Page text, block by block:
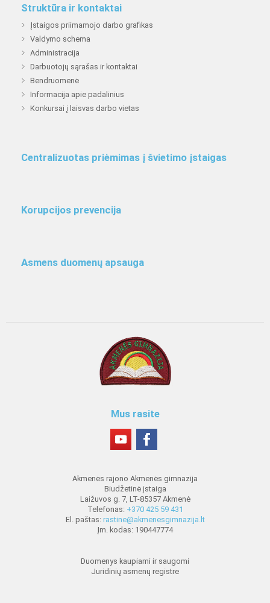
Struktūra ir kontaktai
Įstaigos priimamojo darbo grafikas
Valdymo schema
Administracija
Darbuotojų sąrašas ir kontaktai
Bendruomenė
Informacija apie padalinius
Konkursai į laisvas darbo vietas
Centralizuotas priėmimas į švietimo įstaigas
Korupcijos prevencija
Asmens duomenų apsauga
Mus rasite
Akmenės rajono Akmenės gimnazija
Biudžetinė įstaiga
Laižuvos g. 7, LT-85357 Akmenė
Telefonas: +370 425 59 431
El. paštas: rastine@akmenesgimnazija.lt
Įm. kodas: 190447774
Duomenys kaupiami ir saugomi
Juridinių asmenų registre